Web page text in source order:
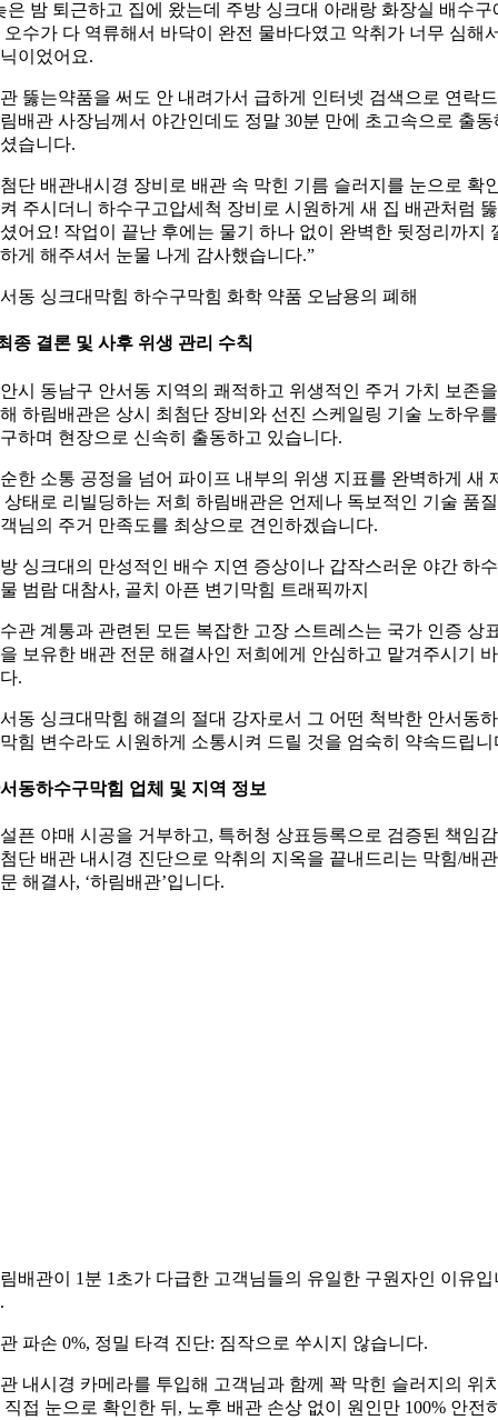
은 밤 퇴근하고 집에 왔는데 주방 싱크대 아래랑 화장실 배수구
오수가 다 역류해서 바닥이 완전 물바다였고 악취가 너무 심해
이었어요.
뚫는약품을 써도 안 내려가서 급하게 인터넷 검색으로 연락
배관 사장님께서 야간인데도 정말 30분 만에 초고속으로 출동
습니다.
단 배관내시경 장비로 배관 속 막힌 기름 슬러지를 눈으로 확
주시더니 하수구고압세척 장비로 시원하게 새 집 배관처럼
어요! 작업이 끝난 후에는 물기 하나 없이 완벽한 뒷정리까지
게 해주셔서 눈물 나게 감사했습니다.”
동 싱크대막힘 하수구막힘 화학 약품 오남용의 폐해
종 결론 및 사후 위생 관리 수칙
시 동남구 안서동 지역의 쾌적하고 위생적인 주거 가치 보존을
하림배관은 상시 최첨단 장비와 선진 스케일링 기술 노하우를
하며 현장으로 신속히 출동하고 있습니다.
한 소통 공정을 넘어 파이프 내부의 위생 지표를 완벽하게 새
상태로 리빌딩하는 저희 하림배관은 언제나 독보적인 기술 품
님의 주거 만족도를 최상으로 견인하겠습니다.
싱크대의 만성적인 배수 지연 증상이나 갑작스러운 야간 하수
범람 대참사, 골치 아픈 변기막힘 트래픽까지
관 계통과 관련된 모든 복잡한 고장 스트레스는 국가 인증 상
보유한 배관 전문 해결사인 저희에게 안심하고 맡겨주시기
.
동 싱크대막힘 해결의 절대 강자로서 그 어떤 척박한 안서동
힘 변수라도 시원하게 소통시켜 드릴 것을 엄숙히 약속드립니
동하수구막힘 업체 및 지역 정보
픈 야매 시공을 거부하고, 특허청 상표등록으로 검증된 책임
단 배관 내시경 진단으로 악취의 지옥을 끝내드리는 막힘/배관
해결사, ‘하림배관’입니다.
배관이 1분 1초가 다급한 고객님들의 유일한 구원자인 이유입
파손 0%, 정밀 타격 진단: 짐작으로 쑤시지 않습니다.
내시경 카메라를 투입해 고객님과 함께 꽉 막힌 슬러지의 위
직접 눈으로 확인한 뒤, 노후 배관 손상 없이 원인만 100% 안전